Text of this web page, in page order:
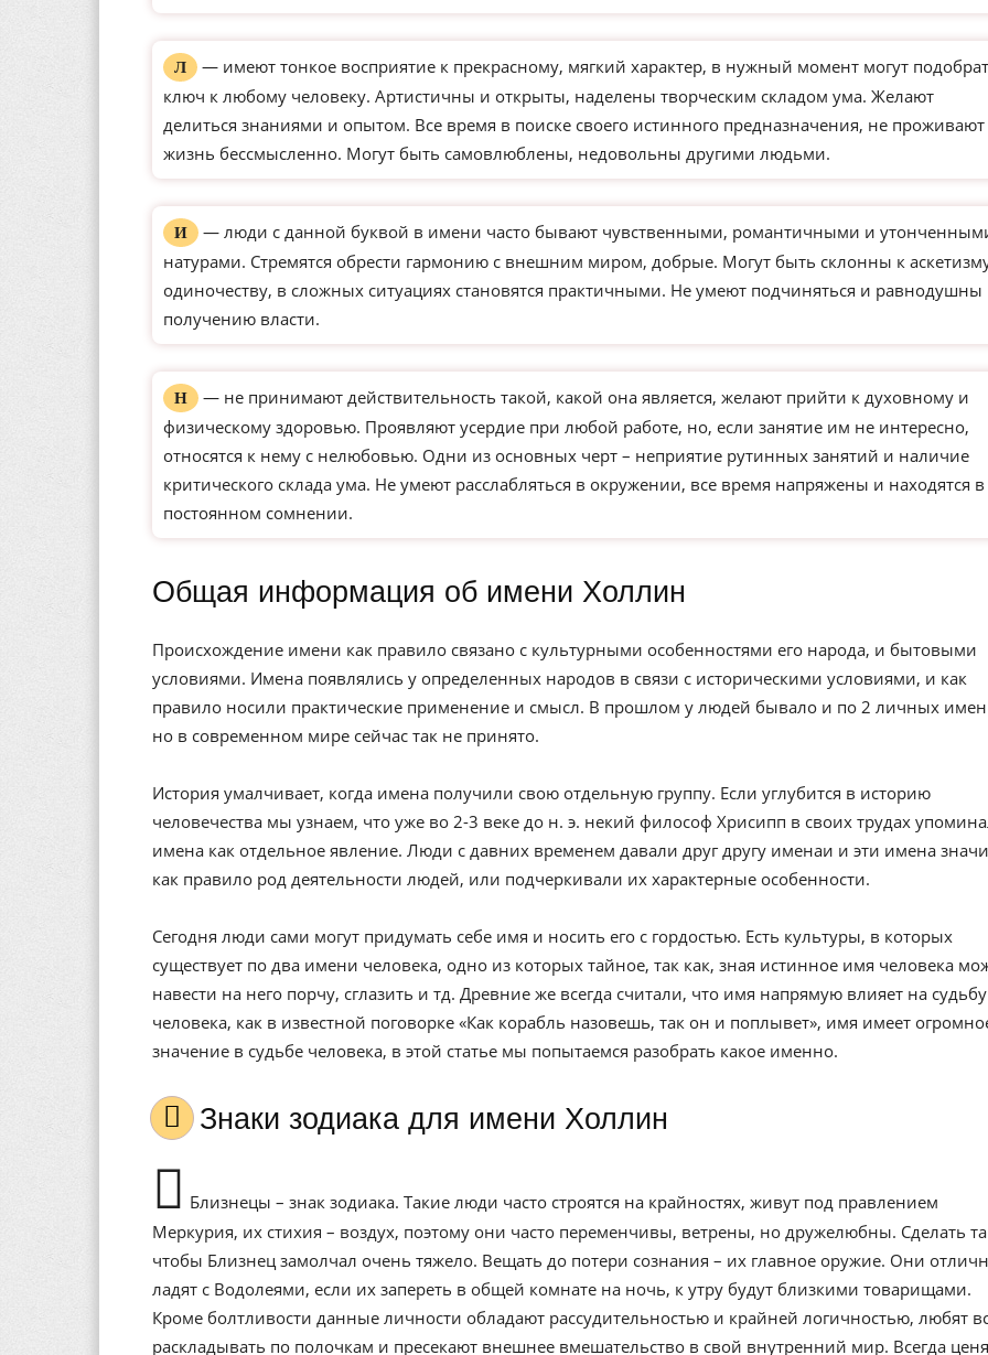
Л
— имеют тонкое восприятие к прекрасному, мягкий характер, в нужный момент могут
ключ к любому человеку. Артистичны и открыты, наделены творческим складом ума. Желают
делиться знаниями и опытом. Все время в поиске своего истинного предназначения, не проживают
жизнь бессмысленно. Могут быть самовлюблены, недовольны другими людьми.
И
— люди с данной буквой в имени часто бывают чувственными, романтичными и
натурами. Стремятся обрести гармонию с внешним миром, добрые. Могут быть склонны к
одиночеству, в сложных ситуациях становятся практичными. Не умеют подчиняться и равнодушны
получению власти.
Н
— не принимают действительность такой, какой она является, желают прийти к духовному и
физическому здоровью. Проявляют усердие при любой работе, но, если занятие им не интересно,
относятся к нему с нелюбовью. Одни из основных черт – неприятие рутинных занятий и наличие
критического склада ума. Не умеют расслабляться в окружении, все время напряжены и находятся в
постоянном сомнении.
Общая информация об имени Холлин
Происхождение имени как правило связано с культурными особенностями его народа, и бытовыми
условиями. Имена появлялись у определенных народов в связи с историческими условиями, и как
правило носили практические применение и смысл. В прошлом у людей бывало и по 2 личных
но в современном мире сейчас так не принято.
История умалчивает, когда имена получили свою отдельную группу. Если углубится в историю
человечества мы узнаем, что уже во 2-3 веке до н. э. некий философ Хрисипп в своих трудах
имена как отдельное явление. Люди с давних временем давали друг другу именаи и эти имена
как правило род деятельности людей, или подчеркивали их характерные особенности.
Сегодня люди сами могут придумать себе имя и носить его с гордостью. Есть культуры, в которых
существует по два имени человека, одно из которых тайное, так как, зная истинное имя человека
навести на него порчу, сглазить и тд. Древние же всегда считали, что имя напрямую влияет на судьбу
человека, как в известной поговорке «Как корабль назовешь, так он и поплывет», имя имеет
значение в судьбе человека, в этой статье мы попытаемся разобрать какое именно.
Знаки зодиака для имени Холлин
Близнецы – знак зодиака. Такие люди часто строятся на крайностях, живут под правлением
Меркурия, их стихия – воздух, поэтому они часто переменчивы, ветрены, но дружелюбны. Сделать
чтобы Близнец замолчал очень тяжело. Вещать до потери сознания – их главное оружие. Они
ладят с Водолеями, если их запереть в общей комнате на ночь, к утру будут близкими товарищами.
Кроме болтливости данные личности обладают рассудительностью и крайней логичностью, любят
раскладывать по полочкам и пресекают внешнее вмешательство в свой внутренний мир. Всегда